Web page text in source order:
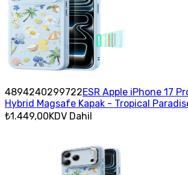
4894240299722ESR Apple iPhone 17
Hybrid Magsafe Kapak - Tropical
₺1.449,00KDV Dahil